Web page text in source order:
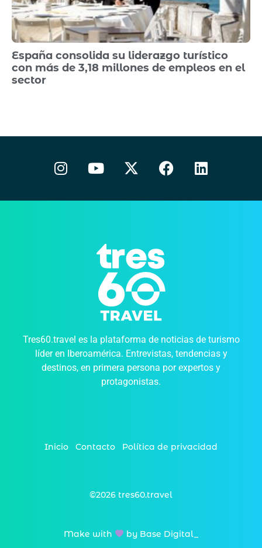
España consolida su liderazgo turístico
con más de 3,18 millones de empleos en el
sector
Tres60.travel es la plataforma de noticias de turismo
líder en Iberoamérica. Entrevistas, tendencias y
destinos, en primera persona por expertos y
protagonistas.
Inicio Contacto Política de privacidad
©2026 tres60.travel
Make with by Base Digital_